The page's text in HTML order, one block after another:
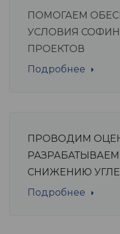
ПОМОГАЕМ
УСЛОВИЯ
ПРОЕКТОВ
Подробнее
ПРОВОДИМ
СНИЖЕНИЮ
Подробнее